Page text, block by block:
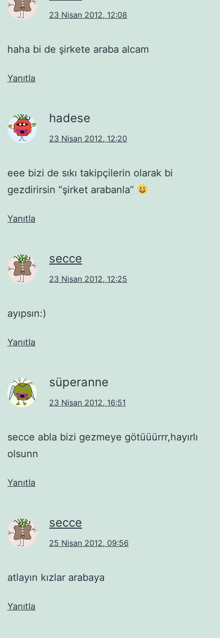
23 Nisan 2012, 12:08
haha bi de şirkete araba alcam
Yanıtla
hadese
23 Nisan 2012, 12:20
eee bizi de sıkı takipçilerin olarak bi
gezdirirsin “şirket arabanla”
Yanıtla
secce
23 Nisan 2012, 12:25
ayıpsın:)
Yanıtla
süperanne
23 Nisan 2012, 16:51
secce abla bizi gezmeye götüüürrr,hayırlı
olsunn
Yanıtla
secce
25 Nisan 2012, 09:56
atlayın kızlar arabaya
Yanıtla